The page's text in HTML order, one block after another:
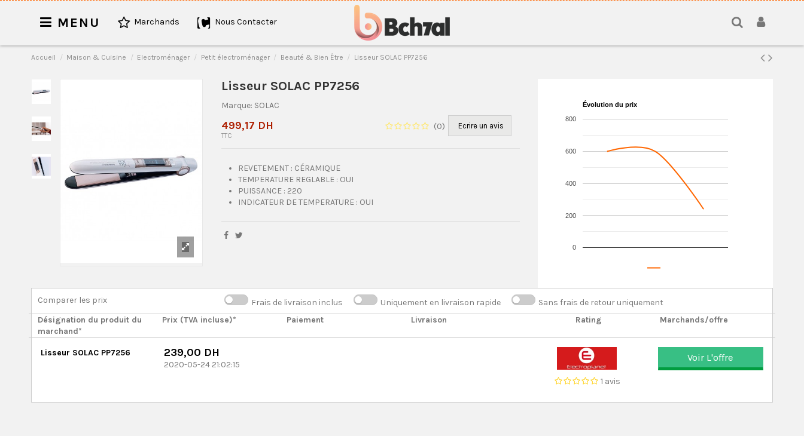
MENU Marchands Nous Contacter
Accueil Maison & Cuisine Electroménager Petit électroménager Beauté & Bien Être Lisseur SOLAC PP7256
Lisseur SOLAC PP7256
Marque: SOLAC
(0) Ecrire un avis
499,17 DH
TTC
REVETEMENT : CÉRAMIQUE
TEMPERATURE REGLABLE : OUI
PUISSANCE : 220
INDICATEUR DE TEMPERATURE : OUI
Évolution du prix
0
200
400
600
800
Comparer les prix Frais de livraison inclus Uniquement en livraison rapide
Sans frais de retour uniquement
Désignation du produit du
marchand*
Prix (TVA incluse)* Paiement Livraison Rating Marchands/offre
Lisseur SOLAC PP7256 239,00 DH
2020-05-24 21:02:15
1 avis
Voir L'offre